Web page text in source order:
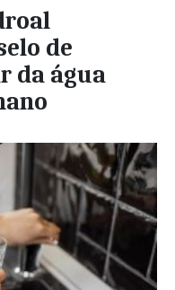
de
da água